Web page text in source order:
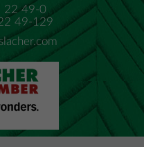
22 49-0
49-129